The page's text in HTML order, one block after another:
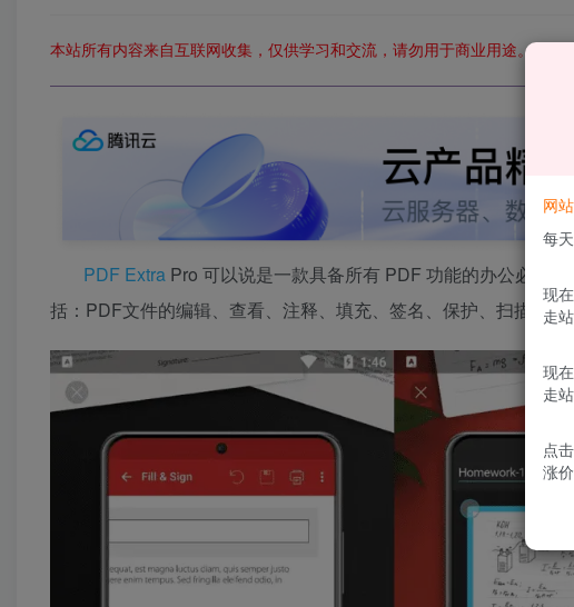
本站所有内容来自互联网收集，仅供学习和交流，请勿用于商业用途。如
PDF Extra Pro 可以说是一款具备所有 PDF 功能的办公必备
括：PDF文件的编辑、查看、注释、填充、签名、保护、扫描到
网
每
现
走
现
走
点
涨